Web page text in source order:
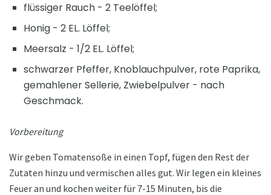
flüssiger Rauch - 2 Teelöffel;
Honig - 2 EL. Löffel;
Meersalz - 1/2 EL. Löffel;
schwarzer Pfeffer, Knoblauchpulver, rote Paprika,
gemahlener Sellerie, Zwiebelpulver - nach
Geschmack.
Vorbereitung
Wir geben Tomatensoße in einen Topf, fügen den Rest der
Zutaten hinzu und vermischen alles gut. Wir legen ein kleines
Feuer an und kochen weiter für 7-15 Minuten, bis die